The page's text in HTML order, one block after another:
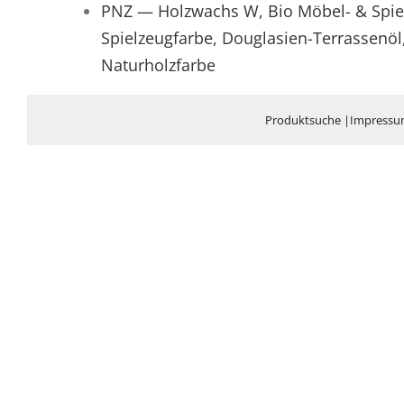
PNZ — Holzwachs W, Bio Möbel- &
Spielzeugfarbe, Douglasien-
Naturholzfarbe
Produktsuche|